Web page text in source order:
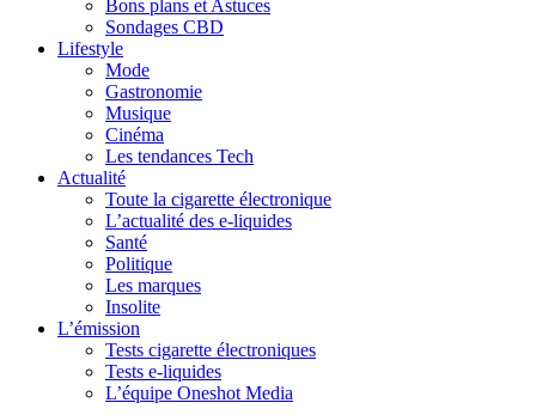
Bons plans et Astuces
Sondages CBD
Lifestyle
Mode
Gastronomie
Musique
Cinéma
Les tendances Tech
Actualité
Toute la cigarette électronique
L’actualité des e-liquides
Santé
Politique
Les marques
Insolite
L’émission
Tests cigarette électroniques
Tests e-liquides
L’équipe Oneshot Media